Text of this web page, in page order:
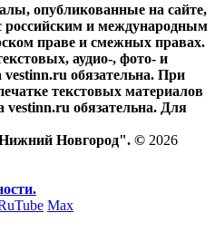
опубликованные на сайте,
российским и международным
праве и смежных правах.
аудио-, фото- и
обязательна. При
текстовых материалов
vestinn.ru обязательна. Для
Новгород". © 2026
Max